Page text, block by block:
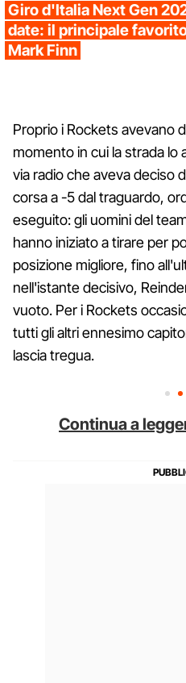
Giro d'Italia Next Gen
date: il principale
Mark Finn
Proprio i Rockets avevano
momento in cui la strada lo
via radio che aveva deciso
corsa a -5 dal traguardo,
eseguito: gli uomini del
hanno iniziato a tirare per
posizione migliore, fino
nell'istante decisivo,
vuoto. Per i Rockets
tutti gli altri ennesimo
lascia tregua.
Continua a